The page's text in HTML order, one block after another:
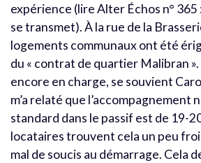
expérience (lire Alter Échos n° 365
se transmet). À la rue de la
logements communaux ont été
du « contrat de quartier Malibran ».
encore en charge, se souvient
m’a relaté que l’accompagnement
standard dans le passif est de 19-
locataires trouvent cela un peu
mal de soucis au démarrage. Cela